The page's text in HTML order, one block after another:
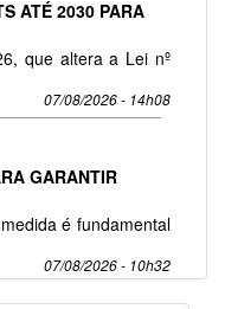
ATÉ 2030 PARA
que altera a Lei nº
07/08/2026 - 14h08
GARANTIR
é fundamental
07/08/2026 - 10h32